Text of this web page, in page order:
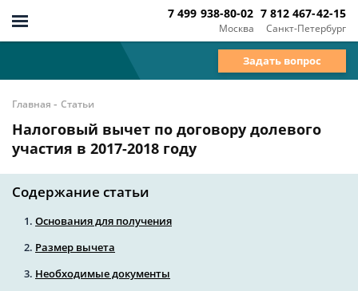
Москва
7 499 938-80-02
Санкт-Петербург
7 812 467-42-15
Задать вопрос
Главная - Статьи
Налоговый вычет по договору долевого
участия в 2017-2018 году
Содержание статьи
Основания для получения
Размер вычета
Необходимые документы